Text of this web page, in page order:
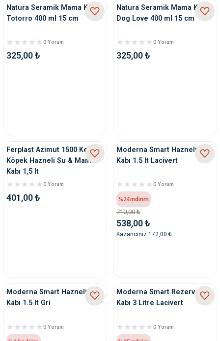
Natura Seramik Mama Kabı
Totorro 400 ml 15 cm
0 Yorum
325,00 ₺
Natura Seramik Mama Kabı
Dog Love 400 ml 15 cm
0 Yorum
325,00 ₺
Ferplast Azimut 1500 Kedi
Köpek Hazneli Su & Mama
Kabı 1,5 lt
0 Yorum
401,00 ₺
Moderna Smart Hazneli Su
Kabı 1.5 lt Lacivert
0 Yorum
%24indirim
710,00 ₺
538,00 ₺
Kazancınız 172,00 ₺
Moderna Smart Hazneli Su
Kabı 1.5 lt Gri
0 Yorum
Moderna Smart Rezerv Su
Kabı 3 Litre Lacivert
0 Yorum